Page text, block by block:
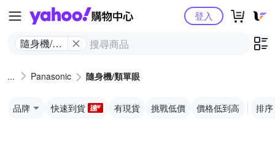
Yahoo購物中心
隨身機/類
登入
Panasonic 隨身機/類單眼
品牌 快速到貨 有現貨 挑戰低價 價格低到高 排序